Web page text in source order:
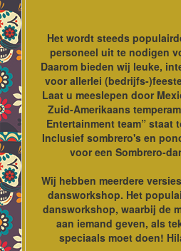
Het wordt steeds
personeel uit te nodigen
Daarom bieden wij leuke,
voor allerlei (bedrijfs-
Laat u meeslepen door
Zuid-Amerikaans
Entertainment team” staat
Inclusief sombrero's en
voor een Sombrero-
Wij hebben meerdere
dansworkshop. Het
dansworkshop, waarbij de
aan iemand geven, als
speciaals moet doen!